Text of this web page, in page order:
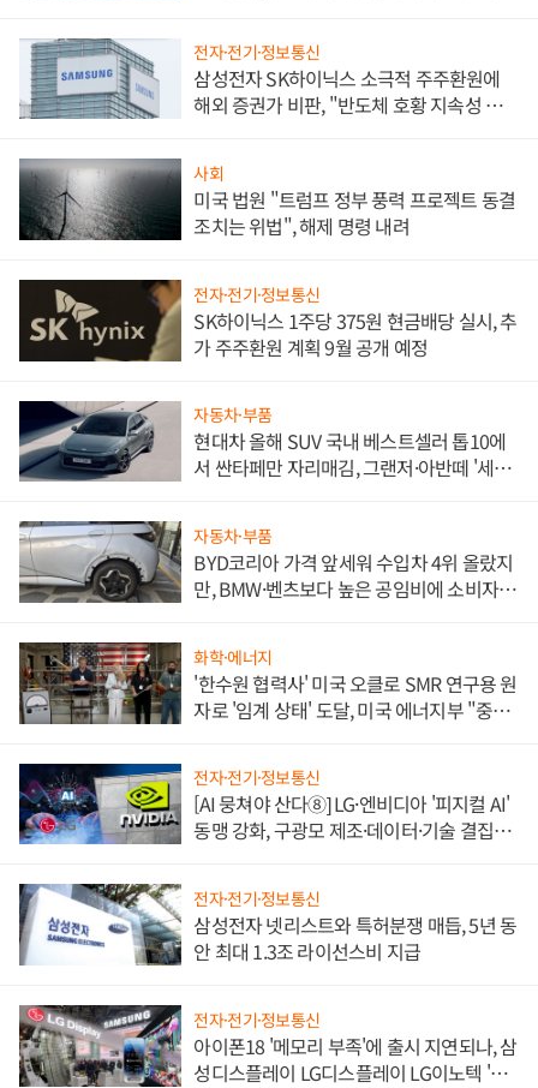
전자·전기·정보통신
삼성전자 SK하이닉스 소극적 주주환원에
해외 증권가 비판, "반도체 호황 지속성 의
사회
미국 법원 "트럼프 정부 풍력 프로젝트 동결
조치는 위법", 해제 명령 내려
전자·전기·정보통신
SK하이닉스 1주당 375원 현금배당 실시, 추
가 주주환원 계획 9월 공개 예정
자동차·부품
현대차 올해 SUV 국내 베스트셀러 톱10에
서 싼타페만 자리매김, 그랜저·아반떼 '세단
자동차·부품
BYD코리아 가격 앞세워 수입차 4위 올랐지
만, BMW·벤츠보다 높은 공임비에 소비자
화학·에너지
'한수원 협력사' 미국 오클로 SMR 연구용 원
자로 '임계 상태' 도달, 미국 에너지부 "중요
전자·전기·정보통신
[AI 뭉쳐야 산다⑧] LG·엔비디아 '피지컬 AI'
동맹 강화, 구광모 제조·데이터·기술 결집
전자·전기·정보통신
삼성전자 넷리스트와 특허분쟁 매듭, 5년 동
안 최대 1.3조 라이선스비 지급
전자·전기·정보통신
아이폰18 '메모리 부족'에 출시 지연되나, 삼
성디스플레이 LG디스플레이 LG이노텍 '탈